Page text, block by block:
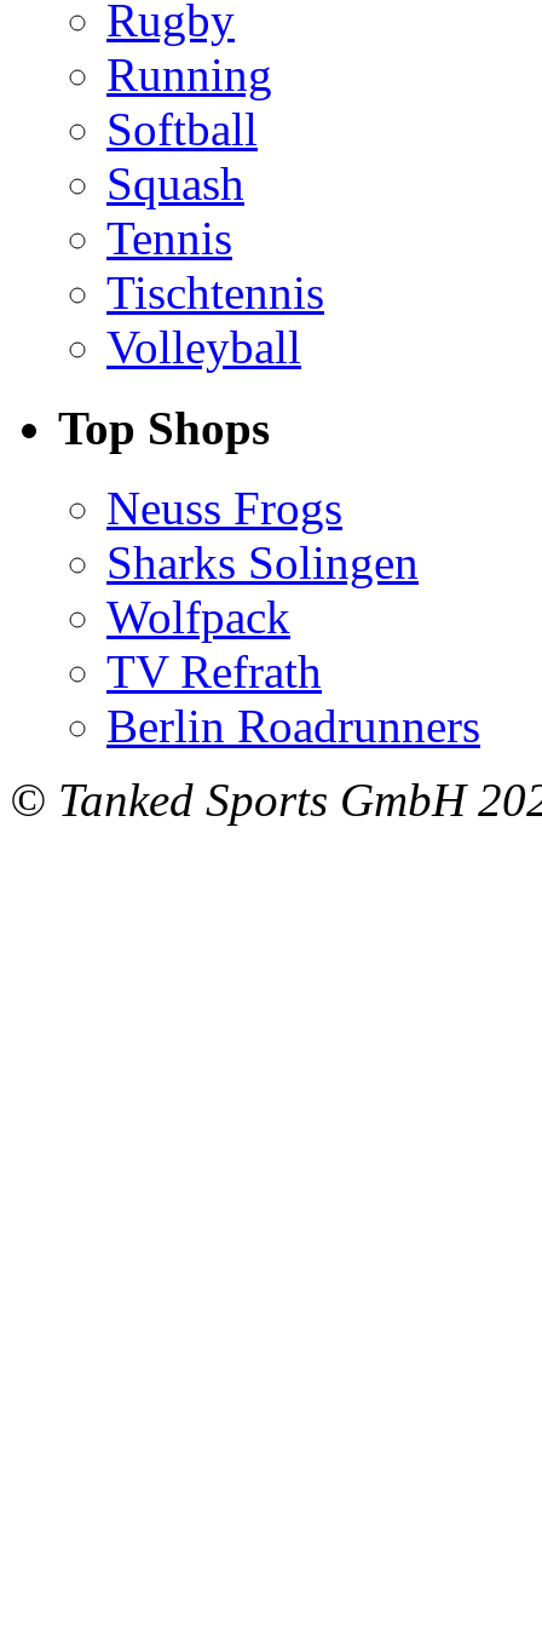
Rugby
Running
Softball
Squash
Tennis
Tischtennis
Volleyball
Top Shops
Neuss Frogs
Sharks Solingen
Wolfpack
TV Refrath
Berlin Roadrunners
© Tanked Sports GmbH